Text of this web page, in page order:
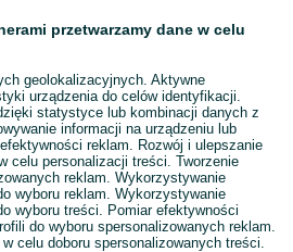
przetwarzamy dane w celu
geolokalizacyjnych. Aktywne
urządzenia do celów identyfikacji.
statystyce lub kombinacji danych z
informacji na urządzeniu lub
reklam. Rozwój i ulepszanie
celu personalizacji treści. Tworzenie
reklam. Wykorzystywanie
wyboru reklam. Wykorzystywanie
wyboru treści. Pomiar efektywności
do wyboru spersonalizowanych reklam.
celu doboru spersonalizowanych treści.